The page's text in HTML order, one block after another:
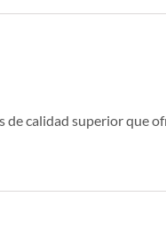
de calidad superior que